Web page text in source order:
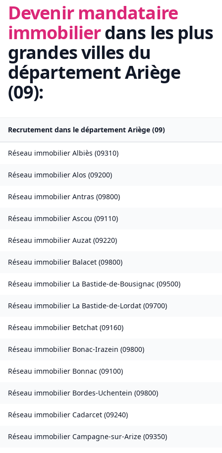
Devenir mandataire
immobilierdans les plus
grandes villes du
départementAriège
(09):
Recrutement dans le département Ariège (09)
Réseau immobilier Albiès (09310)
Réseau immobilier Alos (09200)
Réseau immobilier Antras (09800)
Réseau immobilier Ascou (09110)
Réseau immobilier Auzat (09220)
Réseau immobilier Balacet (09800)
Réseau immobilier La Bastide-de-Bousignac (09500)
Réseau immobilier La Bastide-de-Lordat (09700)
Réseau immobilier Betchat (09160)
Réseau immobilier Bonac-Irazein (09800)
Réseau immobilier Bonnac (09100)
Réseau immobilier Bordes-Uchentein (09800)
Réseau immobilier Cadarcet (09240)
Réseau immobilier Campagne-sur-Arize (09350)